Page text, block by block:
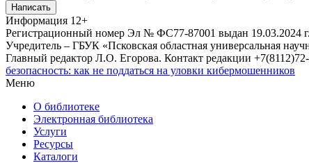
Написать
Информация 12+
Регистрационный номер Эл № ФС77-87001 выдан 19.03.2024
Учредитель – ГБУК «Псковская областная универсальная
Главный редактор Л.О. Егорова. Контакт редакции
безопасность: как не поддаться на уловки кибермошенников
Меню
О библиотеке
Электронная библиотека
Услуги
Ресурсы
Каталоги